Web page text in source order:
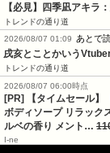
【必見】四季凪アキラ
トレンドの通り道
2026/08/07 01:09
あとで
戌亥とことかいう
トレンドの通り道
2026/08/07 06:00時点
[PR] 【タイムセール】
ボディソープ リラック
ルベの香り メント…
I-ne